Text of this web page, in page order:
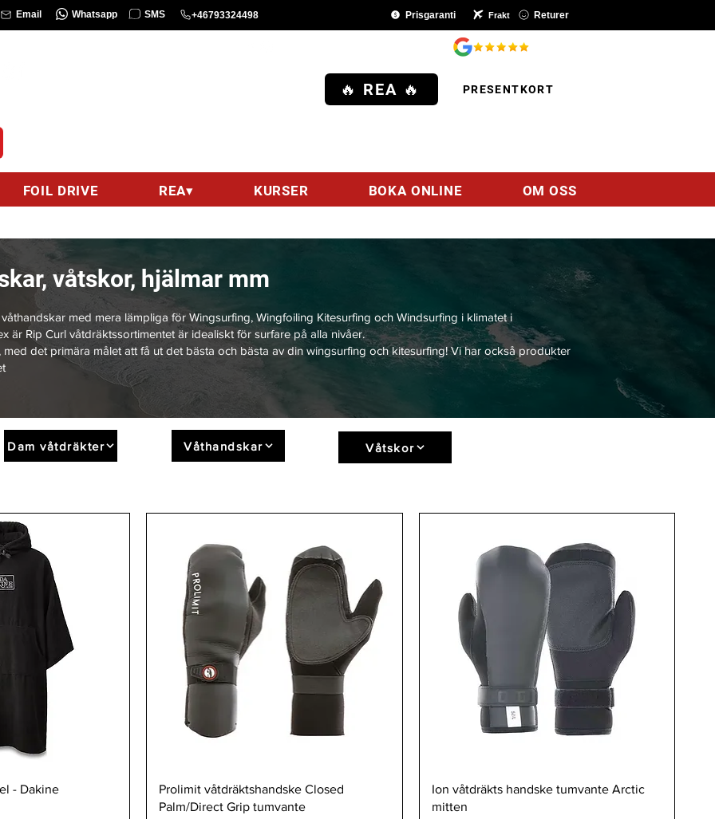
Email Whatsapp SMS +46793324498 Frakt
Prisgaranti Returer
🔥 REA 🔥 PRESENTKORT
FOIL DRIVE REA▾ KURSER BOKA ONLINE OM OSS
våtskor, hjälmar mm
med mera lämpliga för Wingsurfing, Wingfoiling Kitesurfing och Windsurfing i klimatet i
är Rip Curl våtdräktssortimentet är idealiskt för surfare på alla nivåer.
med det primära målet att få ut det bästa och bästa av din wingsurfing och kitesurfing! Vi har också produkter
Dam våtdräkter Våthandskar Våtskor
- Dakine Snabbvisning
Prolimit våtdräktshandske Closed
Palm/Direct Grip tumvante
Snabbvisning
Ion våtdräkts handske tumvante Arctic
mitten